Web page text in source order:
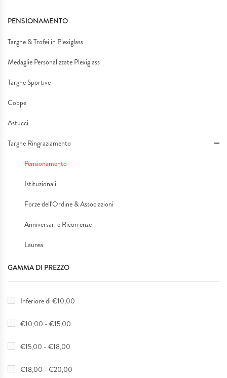
PENSIONAMENTO
Targhe & Trofei in Plexiglass
Medaglie Personalizzate Plexiglass
Targhe Sportive
Coppe
Astucci
Targhe Ringraziamento
Pensionamento
Istituzionali
Forze dell'Ordine & Associazioni
Anniversari e Ricorrenze
Laurea
GAMMA DI PREZZO
Inferiore di €10,00
€10,00 - €15,00
€15,00 - €18,00
€18,00 - €20,00